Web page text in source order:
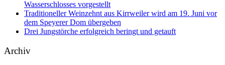
Wasserschlosses vorgestellt
Traditioneller Weinzehnt aus Kirrweiler wird am 19. Juni vor
dem Speyerer Dom übergeben
Drei Jungstörche erfolgreich beringt und getauft
Archiv